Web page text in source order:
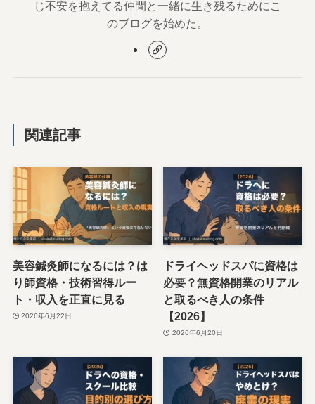
じ不安を抱えてる仲間と一緒に生き残るためにこ
のブログを始めた。
関連記事
美容鍼灸師になるには？は
り師資格・技術習得ルー
ト・収入を正直に見る
2026年6月22日
ドライヘッドスパに資格は
必要？無資格開業のリアル
と取るべき人の条件
【2026】
2026年6月20日